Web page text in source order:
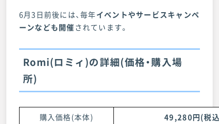
6月3日前後には、毎年イベントやサービスキャンペ
ーンなども開催されています。
Romi(ロミィ)の詳細(価格・購入場
所)
購入価格(本体)
49,280円(税